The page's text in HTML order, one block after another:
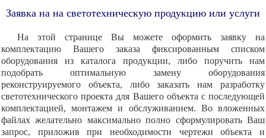
Заявка на на светотехническую продукцию или услуги
На этой странице Вы можете оформить заявку на
комплектацию Вашего заказа фиксированным списком
оборудования из каталога продукции, либо поручить нам
подобрать оптимальную замену оборудования
реконструируемого объекта, либо заказать нам разработку
светотехнического проекта для Вашего объекта с последующей
комплектацией, монтажем и обслуживанием. Во вложенных
файлах желательно максимально полно сформулировать Ваш
запрос, приложив при необходимости чертежи объекта и